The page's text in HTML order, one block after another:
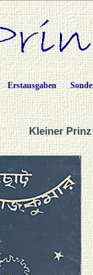
Erstausgaben
Kleiner